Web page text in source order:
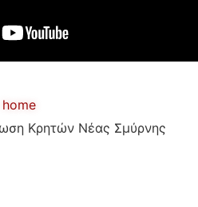
home
Κρητών Νέας Σμύρνης